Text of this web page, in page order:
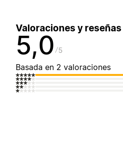
Valoraciones y reseñas
5,0 5
Basada en 2 valoraciones